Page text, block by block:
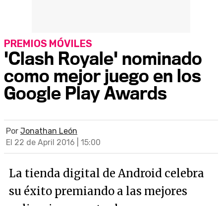
'Clash Royale' nominado
como mejor juego en los
Google Play Awards
PREMIOS MÓVILES
Por Jonathan León
El 22 de April 2016 | 15:00
La tienda digital de Android celebra
su éxito premiando a las mejores